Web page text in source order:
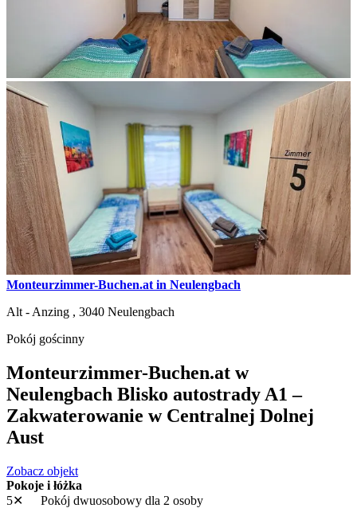
Monteurzimmer-Buchen.at in Neulengbach
Alt - Anzing , 3040 Neulengbach
Pokój gościnny
Monteurzimmer-Buchen.at w
Neulengbach Blisko autostrady A1 –
Zakwaterowanie w Centralnej Dolnej
Aust
Zobacz objekt
Pokoje i łóżka
5✕
Pokój dwuosobowy dla 2 osoby